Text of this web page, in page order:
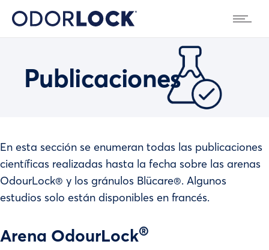
Publicaciones
En esta sección se enumeran todas las publicaciones
científicas realizadas hasta la fecha sobre las arenas
OdourLock® y los gránulos Blücare®. Algunos
estudios solo están disponibles en francés.
Arena OdourLock®